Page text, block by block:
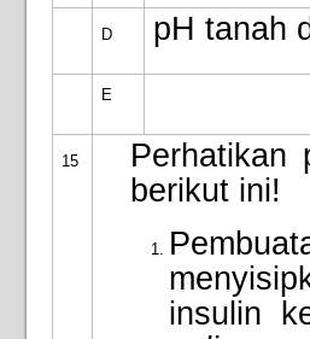
D pH tanah
E
15
Perhatikan
berikut ini!
insulin